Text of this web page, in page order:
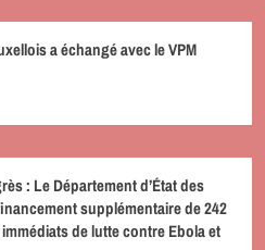
a échangé avec le VPM
: Le Département d’État des
supplémentaire de 242
de lutte contre Ebola et